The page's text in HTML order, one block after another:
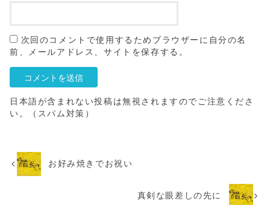
次回のコメントで使用するためブラウザーに自分の名
前、メールアドレス、サイトを保存する。
日本語が含まれない投稿は無視されますのでご注意くださ
い。（スパム対策）
お好み焼きでお祝い
真剣な眼差しの先に